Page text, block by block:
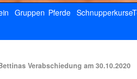
Gruppen Pferde Schnupperkurse
Verabschiedung am 30.10.2020